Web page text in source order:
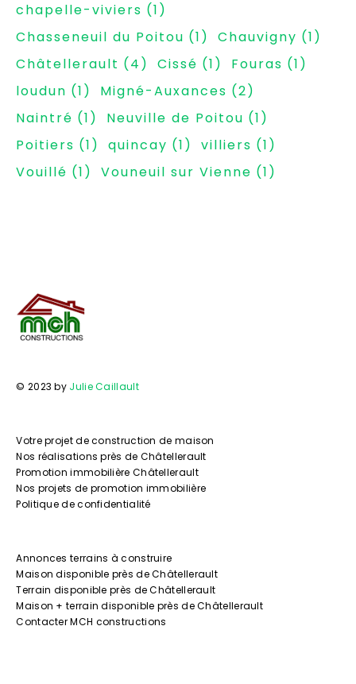
chapelle-viviers (1)
Chasseneuil du Poitou (1) Chauvigny (1)
Châtellerault (4) Cissé (1) Fouras (1)
loudun (1) Migné-Auxances (2)
Naintré (1) Neuville de Poitou (1)
Poitiers (1) quincay (1) villiers (1)
Vouillé (1) Vouneuil sur Vienne (1)
© 2023 by Julie Caillault
Votre projet de construction de maison
Nos réalisations près de Châtellerault
Promotion immobilière Châtellerault
Nos projets de promotion immobilière
Politique de confidentialité
Annonces terrains à construire
Maison disponible près de Châtellerault
Terrain disponible près de Châtellerault
Maison + terrain disponible près de Châtellerault
Contacter MCH constructions